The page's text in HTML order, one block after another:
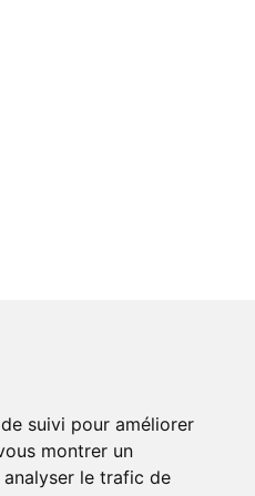
suivi pour améliorer
montrer un
le trafic de